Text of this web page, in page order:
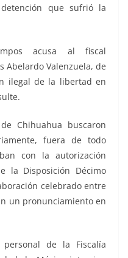
que sufrió la
acusa al fiscal
Abelardo Valenzuela, de
ilegal de la libertad en
Chihuahua buscaron
fuera de todo
con la autorización
la Disposición Décimo
celebrado entre
un pronunciamiento en
personal de la Fiscalía